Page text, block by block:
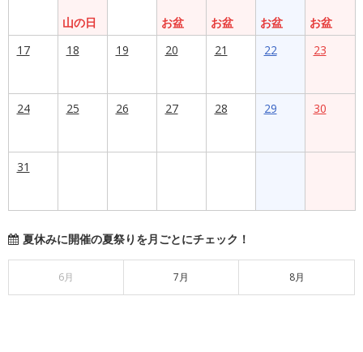
山の日
お盆
お盆
お盆
お盆
17
18 19 20 21 22 23
24 25 26 27 28 29 30
31
夏休みに開催の夏祭りを月ごとにチェック！
6月 7月 8月